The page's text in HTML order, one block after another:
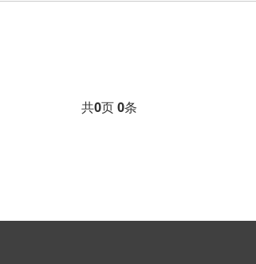
共0页0条